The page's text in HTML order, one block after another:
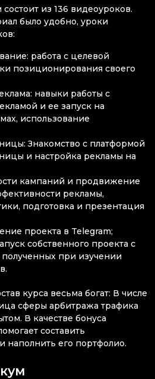
из 136 видеоуроков.
было удобно, уроки
работа с целевой
позиционирования своего
навыки работы с
и ее запуск на
использование
Знакомство с платформой
и настройка рекламы на
кампаний и продвижение
рекламы,
подготовка и презентация
проекта в Telegram;
собственного проекта с
при изучении
курса весьма богат: В числе
сферы арбитража трафика
В качестве бонуса
составить
наполнить его портфолио.